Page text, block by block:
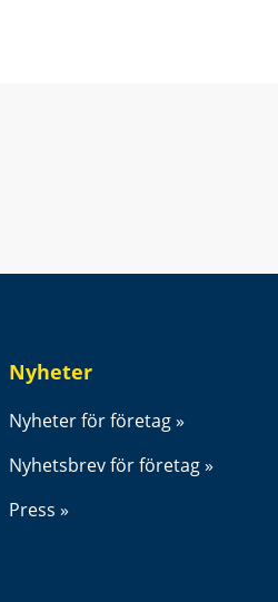
Nyheter
Nyheter för företag
Nyhetsbrev för företag
Press